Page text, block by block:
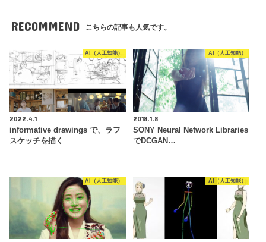
RECOMMEND こちらの記事も人気です。
AI（人工知能）
2022.4.1
informative drawings で、ラフ
スケッチを描く
AI（人工知能）
2018.1.8
SONY Neural Network Libraries
でDCGAN…
AI（人工知能） AI（人工知能）